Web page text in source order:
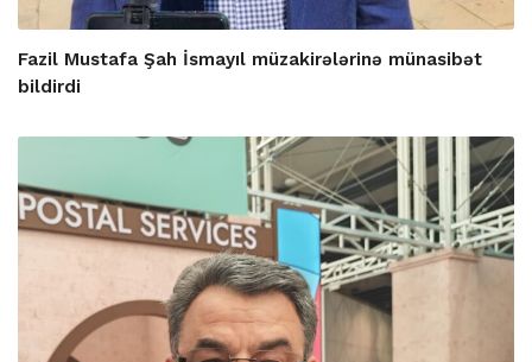
Fazil Mustafa Şah İsmayıl müzakirələrinə münasibət
bildirdi